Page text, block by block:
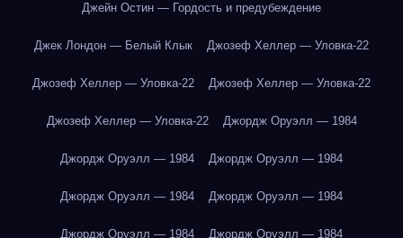
Джейн Остин — Гордость и предубеждение
Джек Лондон — Белый Клык Джозеф Хеллер — Уловка-22
Джозеф Хеллер — Уловка-22 Джозеф Хеллер — Уловка-22
Джозеф Хеллер — Уловка-22 Джордж Оруэлл — 1984
Джордж Оруэлл — 1984 Джордж Оруэлл — 1984
Джордж Оруэлл — 1984 Джордж Оруэлл — 1984
Джордж Оруэлл — 1984 Джордж Оруэлл — 1984